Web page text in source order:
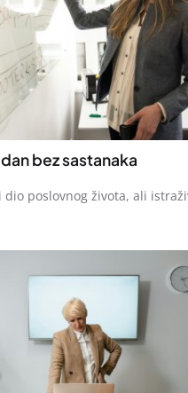
bez sastanaka
dio poslovnog života, ali